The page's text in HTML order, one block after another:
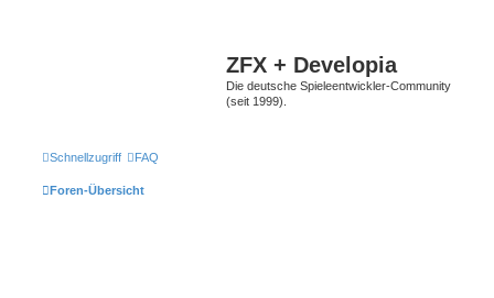
ZFX + Developia
Die deutsche Spieleentwickler-Community
(seit 1999).
Schnellzugriff FAQ
Foren-Übersicht